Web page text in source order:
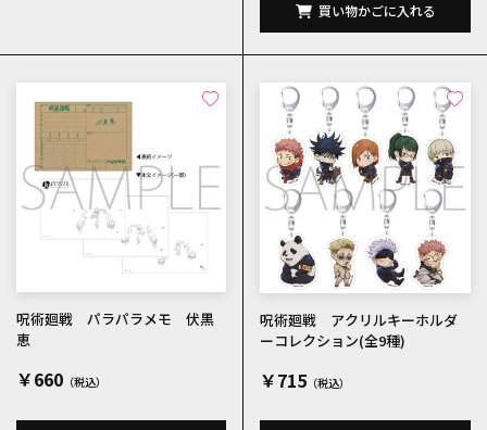
買い物かごに入れる
呪術廻戦 パラパラメモ 伏黒
恵
￥660
呪術廻戦 アクリルキーホルダ
ーコレクション(全9種)
￥715